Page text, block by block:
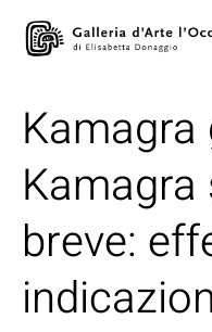
breve: